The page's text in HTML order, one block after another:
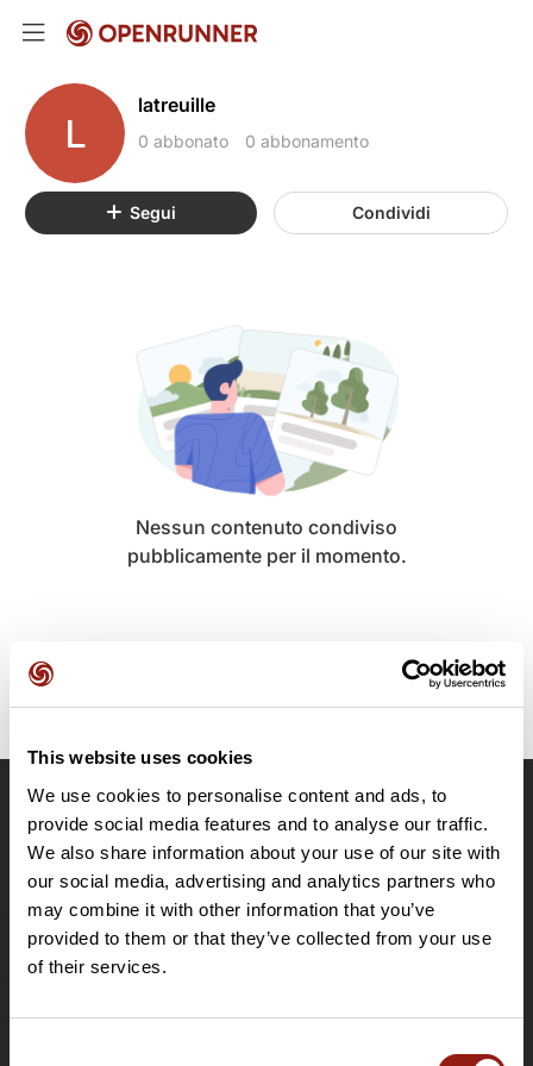
This website uses cookies
We use cookies to personalise content and ads, to
provide social media features and to analyse our traffic.
We also share information about your use of our site with
our social media, advertising and analytics partners who
may combine it with other information that you’ve
provided to them or that they’ve collected from your use
of their services.
L
latreuille
0 abbonato 0 abbonamento
Segui Condividi
Nessun contenuto condiviso
pubblicamente per il momento.
OpenRunner
Team
Lavora con noi
Riguardo a
Contatti